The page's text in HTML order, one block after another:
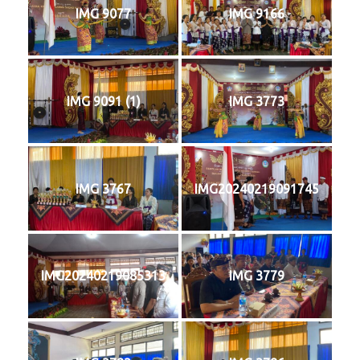
IMG 9077 IMG 9166
IMG 9091 (1) IMG 3773
IMG 3767 IMG20240219091745
IMG20240219085313 IMG 3779